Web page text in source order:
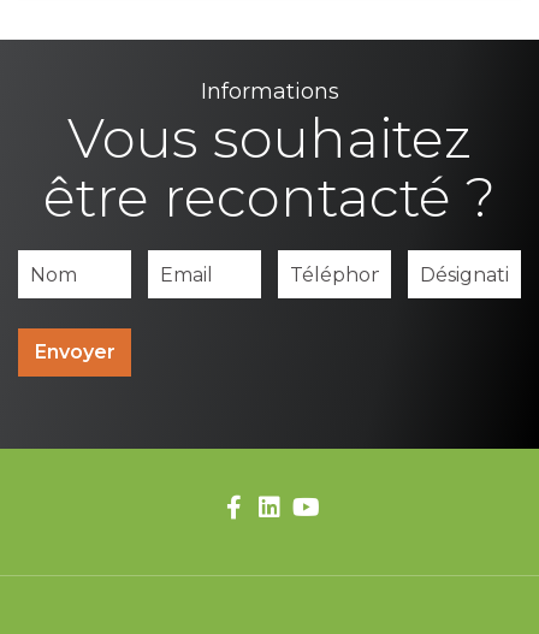
Informations
Vous souhaitez
être recontacté ?
Envoyer